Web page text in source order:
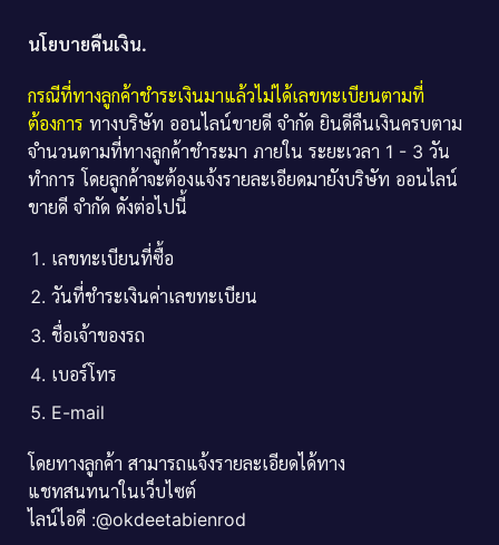
นโยบายคืนเงิน.
กรณีที่ทางลูกค้าชำระเงินมาแล้วไม่ได้เลขทะเบียนตามที่
ต้องการ ทางบริษัท ออนไลน์ขายดี จำกัด ยินดีคืนเงินครบตาม
จำนวนตามที่ทางลูกค้าชำระมา ภายใน ระยะเวลา 1 - 3 วัน
ทำการ โดยลูกค้าจะต้องแจ้งรายละเอียดมายังบริษัท ออนไลน์
ขายดี จำกัด ดังต่อไปนี้
เลขทะเบียนที่ซื้อ
วันที่ชำระเงินค่าเลขทะเบียน
ชื่อเจ้าของรถ
เบอร์โทร
E-mail
โดยทางลูกค้า สามารถแจ้งรายละเอียดได้ทาง
แชทสนทนาในเว็บไซต์
ไลน์ไอดี :@okdeetabienrod